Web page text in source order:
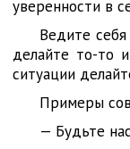
уверенности в
Ведите
делайте то-то
ситуации
Примеры
— Будьте